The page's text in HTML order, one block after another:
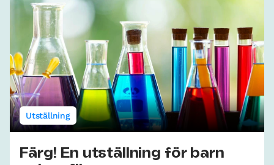
Utställning
Färg! En utställning för barn